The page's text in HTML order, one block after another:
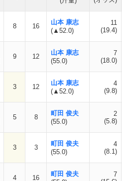
8 16
山本 康志
(▲52.0)
11
(19.4)
9 12
山本 康志
(55.0)
7
(18.0)
3 12
山本 康志
(▲52.0)
4
(9.8)
5 8
町田 俊夫
(55.0)
2
(5.8)
3 3
町田 俊夫
(55.0)
4
(8.1)
4 16
町田 俊夫
7